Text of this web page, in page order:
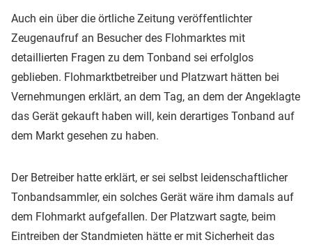
Auch ein über die örtliche Zeitung veröffentlichter
Zeugenaufruf an Besucher des Flohmarktes mit
detaillierten Fragen zu dem Tonband sei erfolglos
geblieben. Flohmarktbetreiber und Platzwart hätten bei
Vernehmungen erklärt, an dem Tag, an dem der Angeklagte
das Gerät gekauft haben will, kein derartiges Tonband auf
dem Markt gesehen zu haben.
Der Betreiber hatte erklärt, er sei selbst leidenschaftlicher
Tonbandsammler, ein solches Gerät wäre ihm damals auf
dem Flohmarkt aufgefallen. Der Platzwart sagte, beim
Eintreiben der Standmieten hätte er mit Sicherheit das